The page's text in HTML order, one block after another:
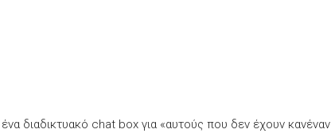
διαδικτυακό chat box για «αυτούς που δεν έχουν κανέναν